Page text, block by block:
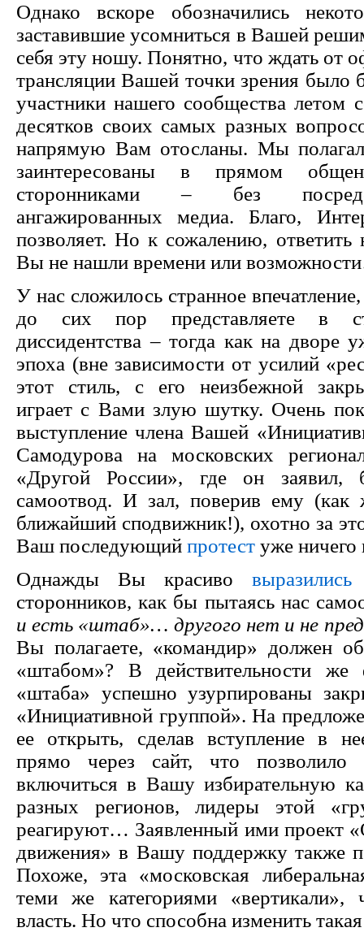
Однако вскоре обозначились
заставившие усомниться в Вашей
себя эту ношу. Понятно, что ждать
трансляции Вашей точки зрения было
участники нашего сообщества летом
десятков своих самых разных
напрямую Вам отосланы. Мы
заинтересованы в прямом
сторонниками – без
ангажированных медиа. Благо,
позволяет. Но к сожалению,
Вы не нашли времени или
У нас сложилось странное
до сих пор представляете в
диссидентства – тогда как на дворе
эпоха (вне зависимости от усилий
этот стиль, с его неизбежной
играет с Вами злую шутку. Очень
выступление члена Вашей
Самодурова на московских
«Другой России», где он заявил,
самоотвод. И зал, поверив ему
ближайший сподвижник!), охотно за
Ваш последующий протест уже
Однажды Вы красиво выразились
сторонников, как бы пытаясь нас
и есть «штаб»… другого нет и не
Вы полагаете, «командир» должен
«штабом»? В действительности же
«штаба» успешно узурпированы
«Инициативной группой». На
ее открыть, сделав вступление в
прямо через сайт, что позволило
включиться в Вашу избирательную
разных регионов, лидеры этой
реагируют… Заявленный ими проект
движения» в Вашу поддержку также
Похоже, эта «московская
теми же категориями
власть. Но что способна изменить